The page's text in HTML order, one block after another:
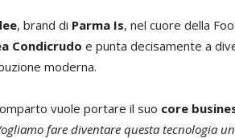
, brand di Parma Is, nel cuore della
Condicrudo e punta decisamente a
moderna.
vuole portare il suo core
fare diventare questa tecnologia